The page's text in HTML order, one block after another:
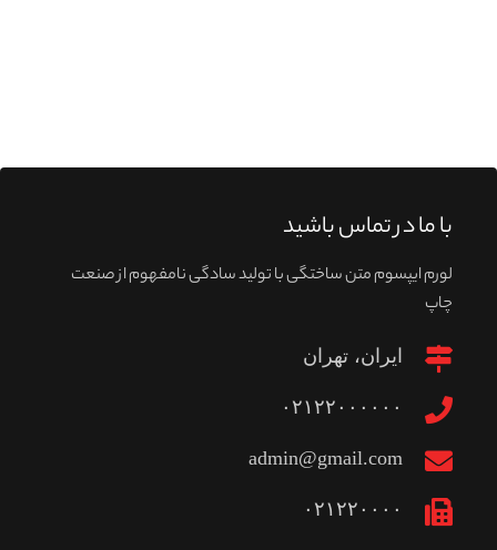
با ما در تماس باشید
لورم ایپسوم متن ساختگی با تولید سادگی نامفهوم از صنعت
چاپ
ایران، تهران
۰۲۱۲۲۰۰۰۰۰۰
admin@gmail.com
۰۲۱۲۲۰۰۰۰